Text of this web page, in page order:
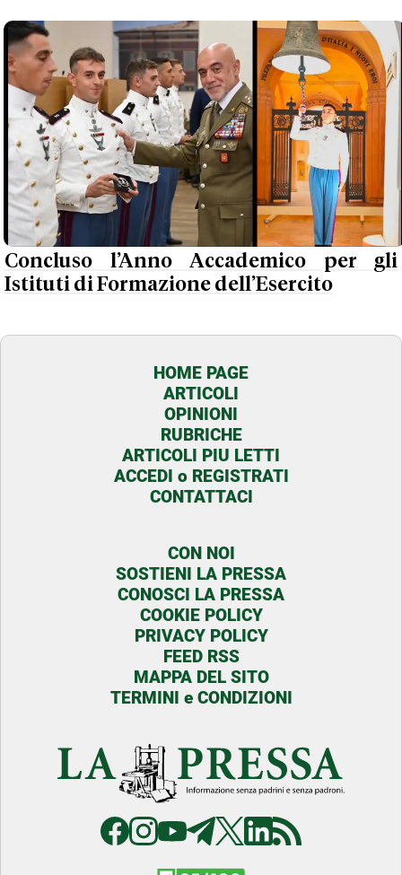
Concluso l’Anno Accademico per gli
Istituti di Formazione dell’Esercito
HOME PAGE
ARTICOLI
OPINIONI
RUBRICHE
ARTICOLI PIU LETTI
ACCEDI o REGISTRATI
CONTATTACI
CON NOI
SOSTIENI LA PRESSA
CONOSCI LA PRESSA
COOKIE POLICY
PRIVACY POLICY
FEED RSS
MAPPA DEL SITO
TERMINI e CONDIZIONI